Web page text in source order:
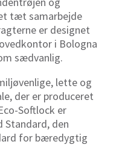
tæt samarbejde
er designet
i Bologna
sædvanlig.
lette og
der er produceret
Softlock er
Standard, den
for bæredygtig